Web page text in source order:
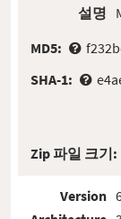
설명
MD5:
SHA-1:
Zip 파일 크기:
Version